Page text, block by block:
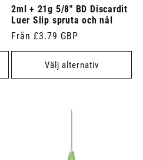
2ml + 21g 5/8" BD Discardit
Luer Slip spruta och nål
Ordinarie
pris
Från £3.79 GBP
Välj alternativ